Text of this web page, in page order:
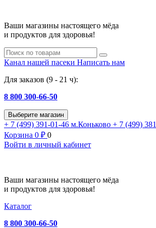
Ваши магазины настоящего мёда
и продуктов для здоровья!
Канал нашей пасеки Написать нам
Для заказов (9 - 21 ч):
8 800 300-66-50
Выберите магазин
+ 7 (499) 391-01-46 м.Коньково + 7 (499)
Корзина 0 ₽ 0
Войти в личный кабинет
Ваши магазины настоящего мёда
и продуктов для здоровья!
Каталог
8 800 300-66-50